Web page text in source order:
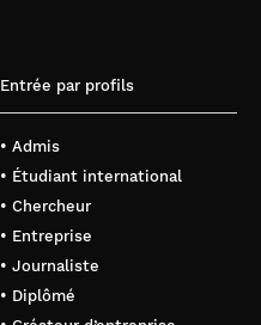
Entrée par profils
• Admis
• Étudiant international
• Chercheur
• Entreprise
• Journaliste
• Diplômé